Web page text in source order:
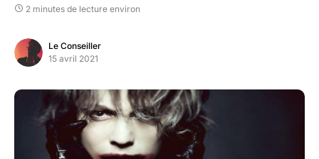
2 minutes de lecture environ
Le Conseiller
15 avril 2021